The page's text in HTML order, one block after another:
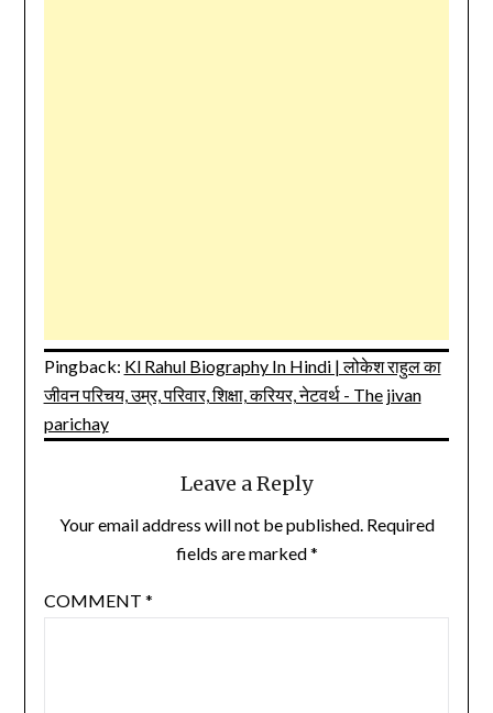
Pingback: Kl Rahul Biography In Hindi | लोकेश राहुल का
जीवन परिचय, उम्र, परिवार, शिक्षा, करियर, नेटवर्थ - The jivan
parichay
Leave a Reply
Your email address will not be published. Required
fields are marked*
COMMENT *